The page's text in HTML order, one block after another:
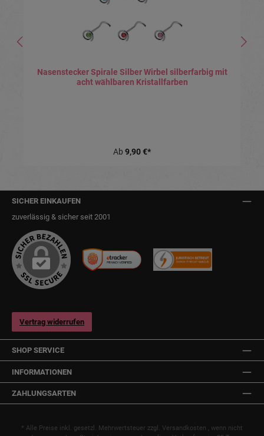
Nasenstecker Spirale Silber Wirbel silberfarbig mit
acht wählbaren Kristallfarben
Ab 9,90 €*
SICHER EINKAUFEN
zuverlässig & sicher seit 2001
Vertrag widerrufen
SHOP SERVICE
INFORMATIONEN
ZAHLUNGSARTEN
* Alle Preise inkl. gesetzl. Mehrwertsteuer zzgl. Versandkosten , wenn nicht